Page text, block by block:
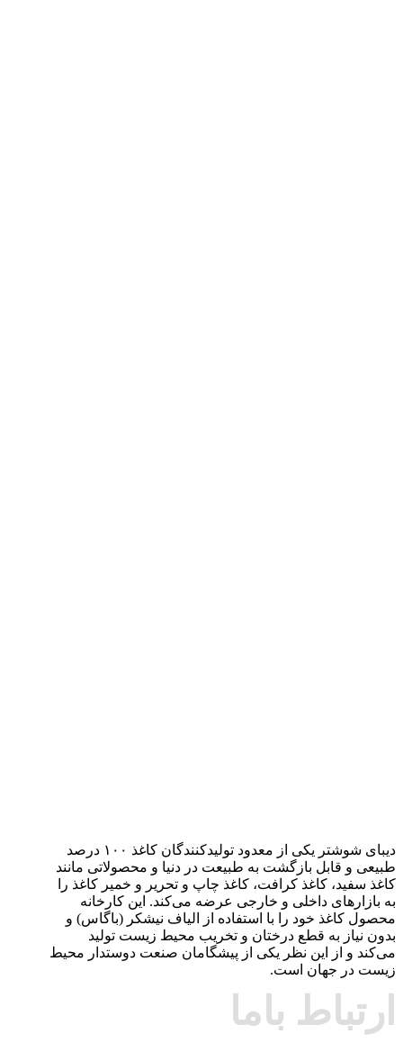
دیبای شوشتر یکی از معدود تولیدکنندگان کاغذ ۱۰۰ درصد
طبیعی و قابل بازگشت به طبیعت در دنیا و محصولاتی مانند
کاغذ سفید، کاغذ کرافت، کاغذ چاپ و تحریر و خمیر کاغذ را
به بازارهای داخلی و خارجی عرضه می‌کند. این کارخانه
محصول کاغذ خود را با استفاده از الیاف نیشکر (باگاس) و
بدون نیاز به قطع درختان و تخریب محیط زیست تولید
می‌کند و از این نظر یکی از پیشگامان صنعت دوستدار محیط
زیست در جهان است.
ارتباط باما